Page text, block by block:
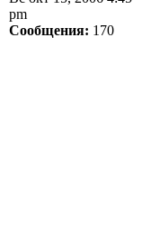
pm
Сообщения: 170